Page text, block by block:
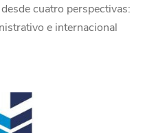
cuatro perspectivas:
e internacional